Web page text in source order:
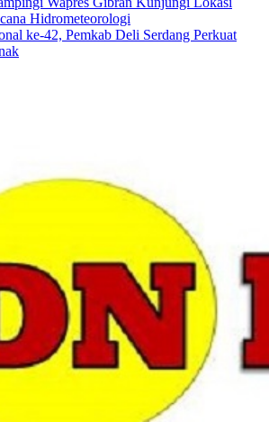
Hidrometeorologi
ke-42, Pemkab Deli Serdang Perkuat